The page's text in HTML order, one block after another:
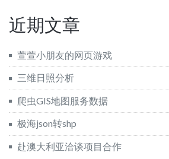
近期文章
萱萱小朋友的网页游戏
三维日照分析
爬虫GIS地图服务数据
极海json转shp
赴澳大利亚洽谈项目合作